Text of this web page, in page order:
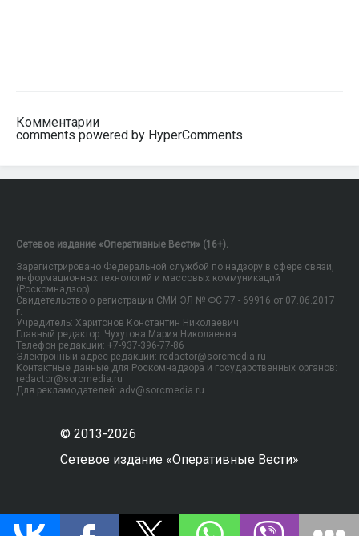
Комментарии
comments powered by HyperComments
Сетевое издание «Оперативные Вести» (16+).
Зарегистрировано Федеральной службой по надзору в сфере связи,
информационных технологий и массовых коммуникаций
(Роскомнадзор).
Свидетельство о регистрации СМИ ЭЛ № ФС 77 - 69916 от 07.06.2017
г.
Учредитель: Харитонов Константин Николаевич.
Главный редактор: Чухутова Мария Николаевна.
Телефон редакции: +7-937-396-77-86
Электронный адрес редакции: redactor@sorcmedia.ru
Контактные данные для Роскомнадзора и государственных органов:
redactor@sorcmedia.ru
Для рекламодателей: adv@sorcmedia.ru
© 2013-2026
Сетевое издание «Оперативные Вести»